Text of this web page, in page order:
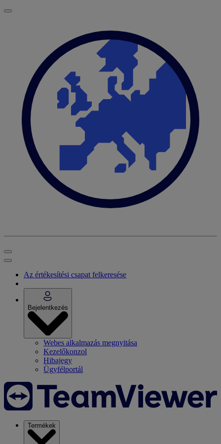
Az értékesítési csapat felkeresése
Bejelentkezés
Webes alkalmazás megnyitása
Kezelőkonzol
Hibajegy
Ügyfélportál
Termékek